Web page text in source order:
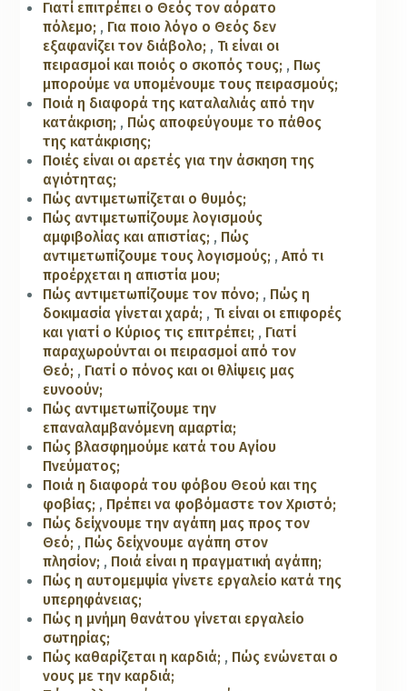
Γιατί επιτρέπει ο Θεός τον αόρατο
πόλεμο; , Για ποιο λόγο ο Θεός δεν
εξαφανίζει τον διάβολο; , Τι είναι οι
πειρασμοί και ποιός ο σκοπός τους; , Πως
μπορούμε να υπομένουμε τους πειρασμούς;
Ποιά η διαφορά της καταλαλιάς από την
κατάκριση; , Πώς αποφεύγουμε το πάθος
της κατάκρισης;
Ποιές είναι οι αρετές για την άσκηση της
αγιότητας;
Πώς αντιμετωπίζεται ο θυμός;
Πώς αντιμετωπίζουμε λογισμούς
αμφιβολίας και απιστίας; , Πώς
αντιμετωπίζουμε τους λογισμούς; ,Από τι
προέρχεται η απιστία μου;
Πώς αντιμετωπίζουμε τον πόνο; , Πώς η
δοκιμασία γίνεται χαρά; , Τι είναι οι επιφορές
και γιατί ο Κύριος τις επιτρέπει; , Γιατί
παραχωρούνται οι πειρασμοί από τον
Θεό; , Γιατί ο πόνος και οι θλίψεις μας
ευνοούν;
Πώς αντιμετωπίζουμε την
επαναλαμβανόμενη αμαρτία;
Πώς βλασφημούμε κατά του Αγίου
Πνεύματος;
Ποιά η διαφορά του φόβου Θεού και της
φοβίας; , Πρέπει να φοβόμαστε τον Χριστό;
Πώς δείχνουμε την αγάπη μας προς τον
Θεό; , Πώς δείχνουμε αγάπη στον
πλησίον; , Ποιά είναι η πραγματική αγάπη;
Πώς η αυτομεμψία γίνετε εργαλείο κατά της
υπερηφάνειας;
Πώς η μνήμη θανάτου γίνεται εργαλείο
σωτηρίας;
Πώς καθαρίζεται η καρδιά; , Πώς ενώνεται ο
νους με την καρδιά;